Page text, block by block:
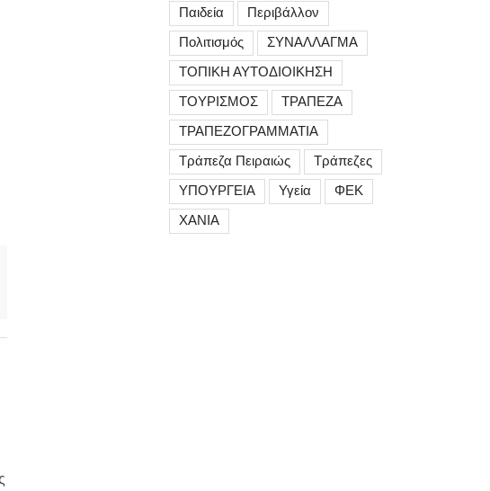
Παιδεία
Περιβάλλον
Πολιτισμός
ΣΥΝΑΛΛΑΓΜΑ
ΤΟΠΙΚΗ ΑΥΤΟΔΙΟΙΚΗΣΗ
ΤΟΥΡΙΣΜΟΣ
ΤΡΑΠΕΖΑ
ΤΡΑΠΕΖΟΓΡΑΜΜΑΤΙΑ
Τράπεζα Πειραιώς
Τράπεζες
ΥΠΟΥΡΓΕΙΑ
Υγεία
ΦΕΚ
ΧΑΝΙΑ